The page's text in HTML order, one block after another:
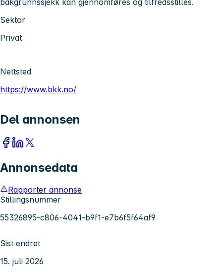
bakgrunnssjekk kan gjennomføres og tilfredsstilles.
Sektor
Privat
Nettsted
https://www.bkk.no/
Del annonsen
Annonsedata
Rapporter annonse
Stillingsnummer
55326895-c806-4041-b9f1-e7b6f5f64af9
Sist endret
15. juli 2026